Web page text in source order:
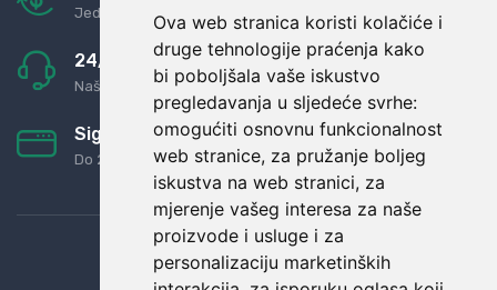
Ova web stranica koristi kolačiće i
druge tehnologije praćenja kako
bi poboljšala vaše iskustvo
pregledavanja u sljedeće svrhe:
omogućiti osnovnu funkcionalnost
web stranice, za pružanje boljeg
iskustva na web stranici, za
mjerenje vašeg interesa za naše
proizvode i usluge i za
personalizaciju marketinških
Jednostavno pravilo: Roba za novac
24/7 odlična podrška
Naši agenti uvijek na raspolaganju
Sigurno obročno plaćanje
Do 24 rata bez kamata